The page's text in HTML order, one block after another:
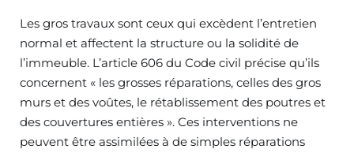
Les gros travaux sont ceux qui excèdent l’entretien
normal et affectent la structure ou la solidité de
l’immeuble. L’article 606 du Code civil précise qu’ils
concernent « les grosses réparations, celles des gros
murs et des voûtes, le rétablissement des poutres et
des couvertures entières ». Ces interventions ne
peuvent être assimilées à de simples réparations